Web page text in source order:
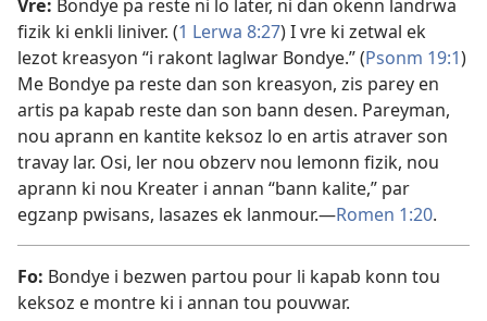
Vre: Bondye pa reste ni lo later, ni dan okenn landrwa
fizik ki enkli liniver. (1 Lerwa 8:27) I vre ki zetwal ek
lezot kreasyon “i rakont laglwar Bondye.” (Psonm 19:1)
Me Bondye pa reste dan son kreasyon, zis parey en
artis pa kapab reste dan son bann desen. Pareyman,
nou aprann en kantite keksoz lo en artis atraver son
travay lar. Osi, ler nou obzerv nou lemonn fizik, nou
aprann ki nou Kreater i annan “bann kalite,” par
egzanp pwisans, lasazes ek lanmour.​—Romen 1:20.
Fo: Bondye i bezwen partou pour li kapab konn tou
keksoz e montre ki i annan tou pouvwar.